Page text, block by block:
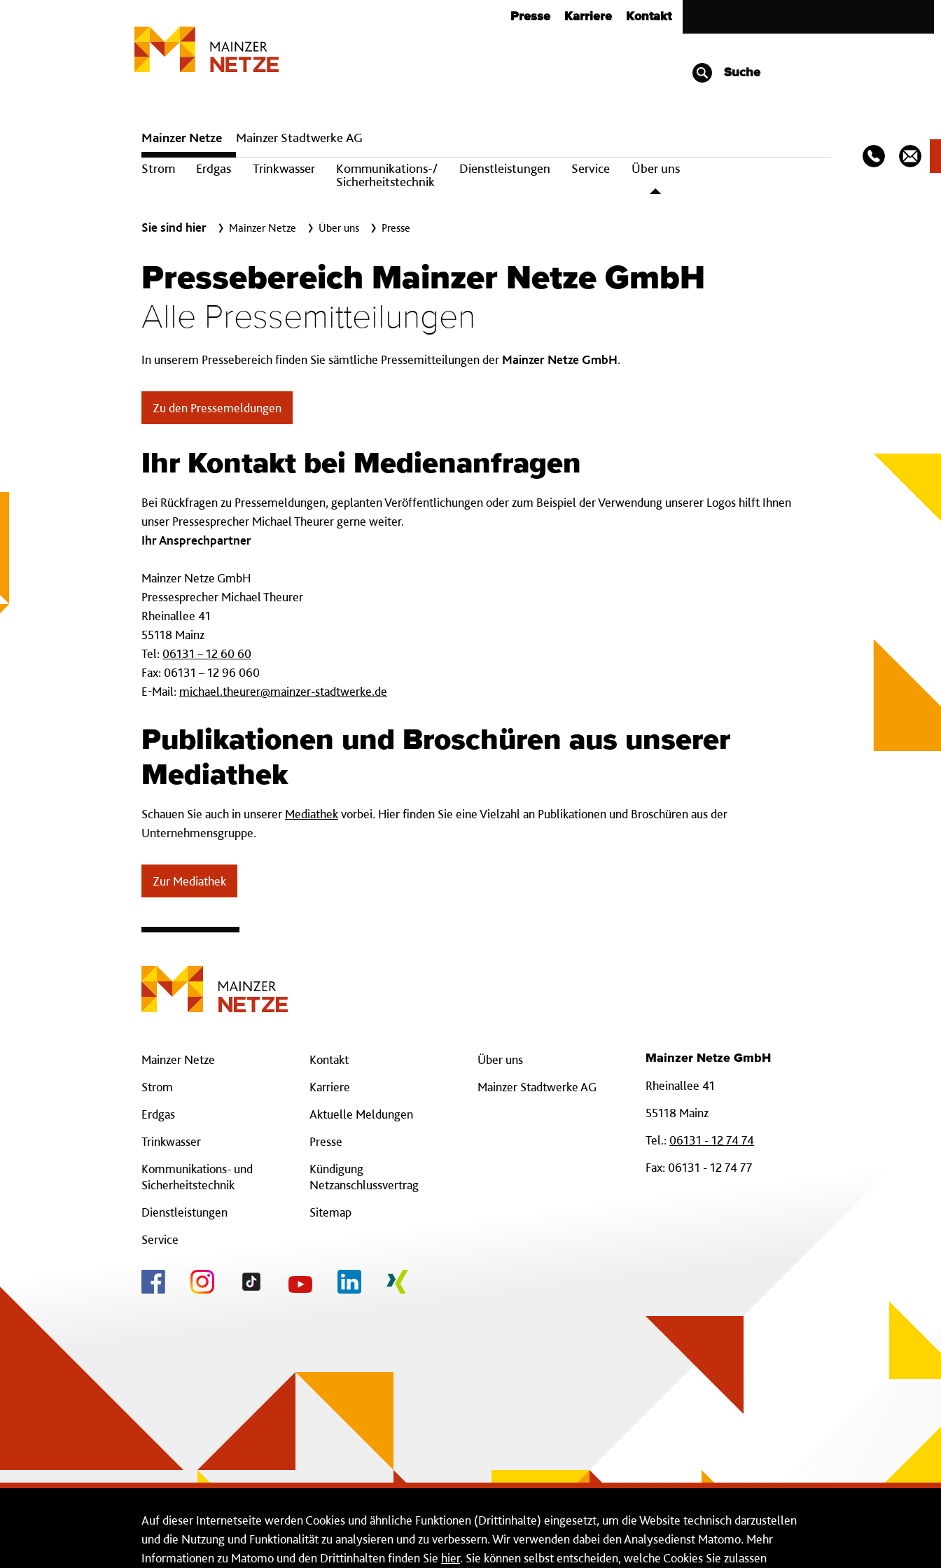
Presse Karriere Kontakt
Suche
Hauptnavigation
Mainzer Netze
Strom
Erdgas Trinkwasser
Kommunikations-/
Sicherheitstechnik
Dienstleistungen Service Über uns
Mainzer Stadtwerke AG
Sie sind hier Mainzer Netze Über uns Presse
Pressebereich Mainzer Netze GmbH
Alle Pressemitteilungen
In unserem Pressebereich finden Sie sämtliche Pressemitteilungen der Mainzer Netze GmbH.
Zu den Pressemeldungen
Ihr Kon­takt bei Medien­an­fragen
Bei Rückfragen zu Pressemeldungen, geplanten Veröffentlichungen oder zum Beispiel der Verwendung unserer Logos hilft Ihnen
unser Pressesprecher Michael Theurer gerne weiter.
Ihr Ansprechpartner
Mainzer Netze GmbH
Pressesprecher Michael Theurer
Rheinallee 41
55118 Mainz
Tel: 06131 – 12 60 60
Fax: 06131 – 12 96 060
E-Mail: michael.theurer@mainzer-stadtwerke.de
Publikationen und Bro­schüren aus unserer
Mediathek
Schauen Sie auch in unserer Mediathekvorbei. Hier finden Sie eine Vielzahl an Publikationen und Broschüren aus der
Unternehmensgruppe.
Zur Mediathek
Mainzer Netze
Strom
Erdgas
Trinkwasser
Kommunikations- und
Sicherheitstechnik
Dienstleistungen
Service
Kontakt
Karriere
Aktuelle Meldungen
Presse
Kündigung
Netzanschlussvertrag
Sitemap
Über uns
Mainzer Stadtwerke AG
Mainzer Netze GmbH
Rheinallee 41
55118 Mainz
Tel.: 06131 - 12 74 74
Fax: 06131 - 12 74 77
Auf dieser Internetseite werden Cookies und ähnliche Funktionen (Drittinhalte) eingesetzt, um die Website technisch darzustellen
und die Nutzung und Funktionalität zu analysieren und zu verbessern. Wir verwenden dabei den Analysedienst Matomo. Mehr
Informationen zu Matomo und den Drittinhalten finden Sie hier. Sie können selbst entscheiden, welche Cookies Sie zulassen